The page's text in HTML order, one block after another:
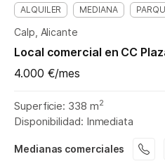
ALQUILER MEDIANA
Calp, Alicante
Local comercial en CC
4.000 €/mes
Superficie: 338 m2
Disponibilidad: Inmediata
Medianas comerciales